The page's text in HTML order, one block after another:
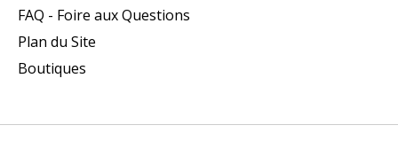
FAQ - Foire aux Questions
Plan du Site
Boutiques